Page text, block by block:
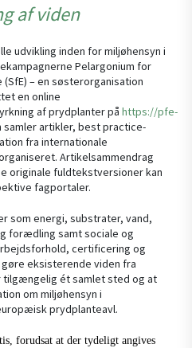
af viden
udvikling inden for miljøhensyn i
Pelargonium for
(SfE) – en søsterorganisation
en online
af prydplanter på https://pfe-
samler artikler, best practice-
fra internationale
Artikelsammendrag
originale fuldtekstversioner kan
fagportaler.
som energi, substrater, vand,
forædling samt sociale og
certificering og
eksisterende viden fra
tilgængelig ét samlet sted og at
om miljøhensyn i
prydplanteavl.
forudsat at der tydeligt angives